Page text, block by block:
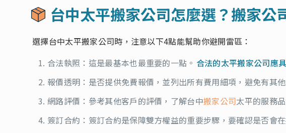
台中太平搬家公司怎麼選？搬家公
選擇台中太平搬家公司時，注意以下4點能幫助你避開雷區：
合法執照：這是最基本也最重要的一點。 合法的太平搬家公司應
報價透明：是否提供免費報價，並列出所有費用細項，避免有其
網路評價：參考其他客戶的評價，了解台中搬家公司太平的服務
簽訂合約：簽訂合約是保障雙方權益的重要步驟，要確認是否會